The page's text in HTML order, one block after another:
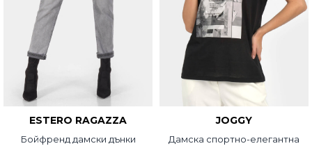
ESTERO RAGAZZA
Бойфренд дамски дънки
JOGGY
Дамска спортно-елегантна